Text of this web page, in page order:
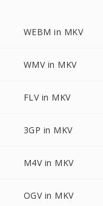
WEBM in MKV
WMV in MKV
FLV in MKV
3GP in MKV
M4V in MKV
OGV in MKV